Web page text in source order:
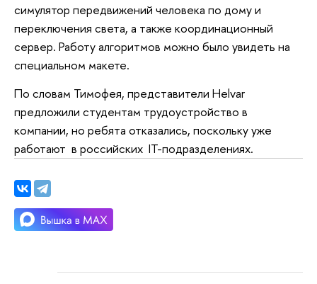
симулятор передвижений человека по дому и
переключения света, а также координационный
сервер. Работу алгоритмов можно было увидеть на
специальном макете.
По словам Тимофея, представители Helvar
предложили студентам трудоустройство в
компании, но ребята отказались, поскольку уже
работают в российских IT-подразделениях.